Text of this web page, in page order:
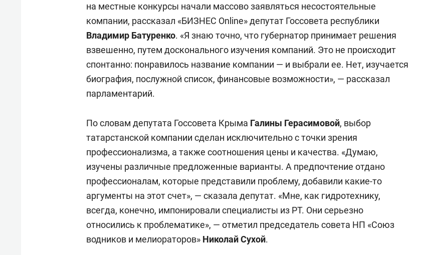
на местные конкурсы начали массово заявляться несостоятельные
компании, рассказал «БИЗНЕС Online» депутат Госсовета республики
Владимир Батуренко. «Я знаю точно, что губернатор принимает решения
взвешенно, путем досконального изучения компаний. Это не происходит
спонтанно: понравилось название компании — и выбрали ее. Нет, изучается
биография, послужной список, финансовые возможности», — рассказал
парламентарий.
По словам депутата Госсовета Крыма Галины Герасимовой, выбор
татарстанской компании сделан исключительно с точки зрения
профессионализма, а также соотношения цены и качества. «Думаю,
изучены различные предложенные варианты. А предпочтение отдано
профессионалам, которые представили проблему, добавили какие-то
аргументы на этот счет», — сказала депутат. «Мне, как гидротехнику,
всегда, конечно, импонировали специалисты из РТ. Они серьезно
относились к проблематике», — отметил председатель совета НП «Союз
водников и мелиораторов» Николай Сухой.